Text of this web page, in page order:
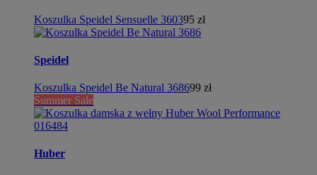
Koszulka Speidel Sensuelle 360395 zł
Speidel
Koszulka Speidel Be Natural 368699 zł
Summer Sale
Huber